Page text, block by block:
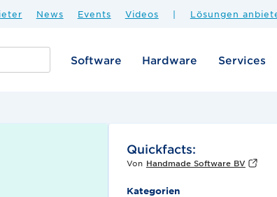
News Events Videos | Lösungen
Software Hardware Services
Quickfacts:
Von Handmade Software BV
Kategorien